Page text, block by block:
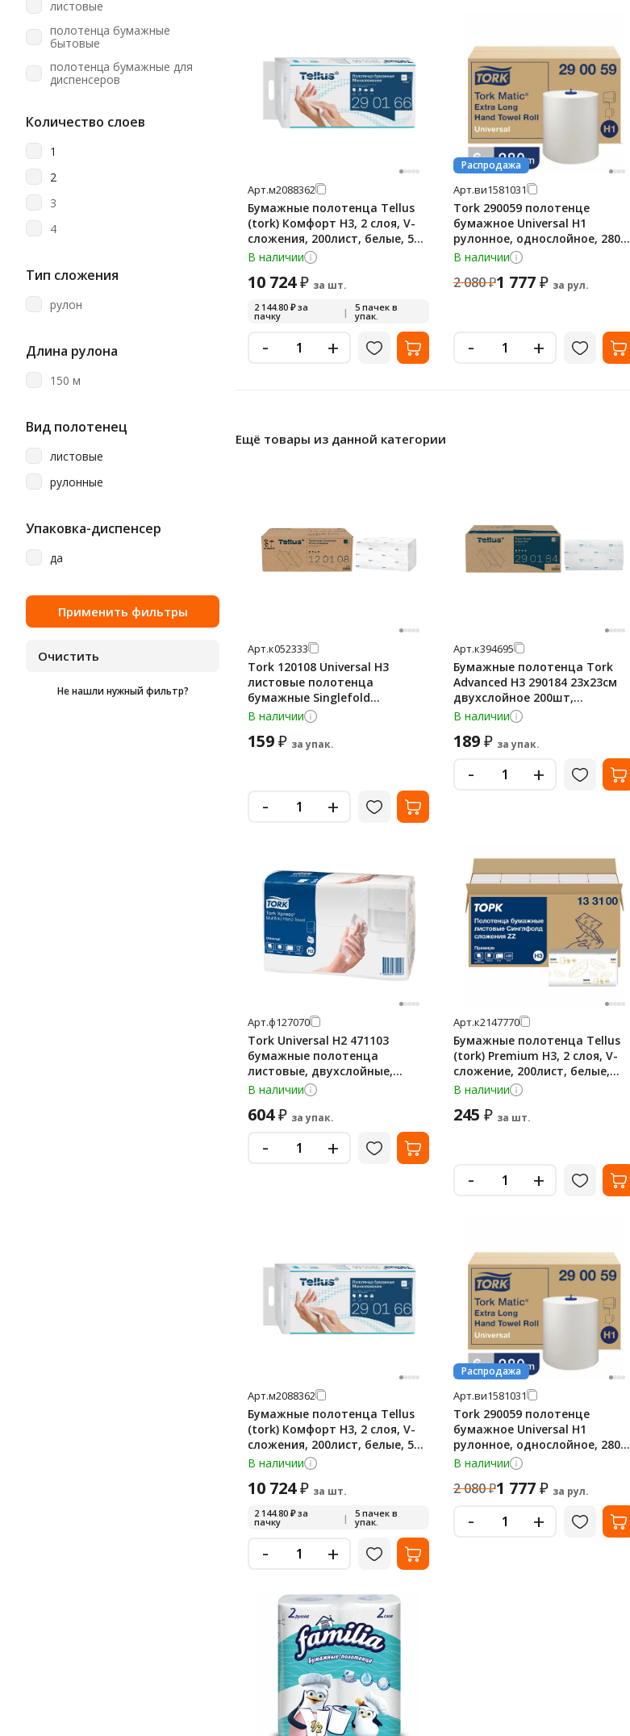
Motti
Officeclean
Protissue
Soffione
TEMCA/Челтекс
Tellus (tork)
Teres
Vclean
Vega
Veiro Home Professional
Veiro Professional
Viva
Zewa
Атма
Лайма
Любаша
Терес
Экономика Проф
листовые
полотенца бумажные
бытовые
полотенца бумажные для
диспенсеров
Количество слоев
1
2
3
4
Тип сложения
рулон
Длина рулона
150 м
Вид полотенец
листовые
рулонные
Упаковка-диспенсер
да
Не нашли нужный фильтр?
Арт.м2088362
Бумажные полотенца Tellus
(tork) Комфорт H3, 2 слоя, V-
сложения, 200лист, белые, 5
шт, 290166
В наличии
10 724₽ за шт.
2 144.80 ₽за
пачку | 5 пачек в
упак.
- +
Распродажа
Арт.ви1581031
Tork 290059 полотенце
бумажное Universal H1
рулонное, однослойное, 280м,
белые
В наличии
2 080₽1 777₽ за рул.
- +
Ещё товары из данной категории
Арт.к052333
Tork 120108 Universal H3
листовые полотенца
бумажные Singlefold
сложения ZZ, белые, 1 слой,
В наличии
159₽ за упак.
- +
Арт.к394695
Бумажные полотенца Tork
Advanced H3 290184 23х23см
двухслойное 200шт,
листовое, белое
В наличии
189₽ за упак.
- +
Арт.ф127070
Tork Universal H2 471103
бумажные полотенца
листовые, двухслойные,
190шт, белые
В наличии
604₽ за упак.
- +
Арт.к2147770
Бумажные полотенца Tellus
(tork) Premium H3, 2 слоя, V-
сложение, 200лист, белые,
133100
В наличии
245 ₽ за шт.
- +
Арт.м2088362
Бумажные полотенца Tellus
(tork) Комфорт H3, 2 слоя, V-
сложения, 200лист, белые, 5
шт, 290166
В наличии
10 724₽ за шт.
2 144.80 ₽за
пачку | 5 пачек в
упак.
- +
Распродажа
Арт.ви1581031
Tork 290059 полотенце
бумажное Universal H1
рулонное, однослойное, 280м,
белые
В наличии
2 080₽1 777₽ за рул.
- +